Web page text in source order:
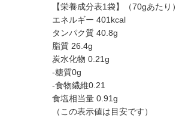
【栄養成分表1袋】（70gあたり）
エネルギー 401kcal
タンパク質 40.8g
脂質 26.4g
炭水化物 0.21g
-糖質0g
-食物繊維0.21
食塩相当量 0.91g
（この表示値は目安です）